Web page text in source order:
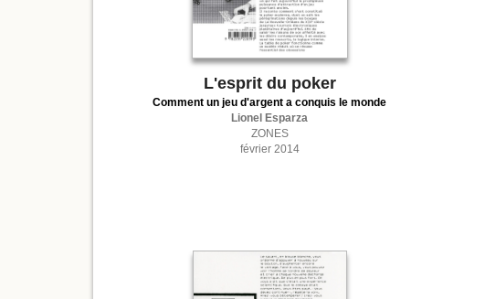
L'esprit du poker
Comment un jeu d'argent a conquis le monde
Lionel Esparza
ZONES
février 2014